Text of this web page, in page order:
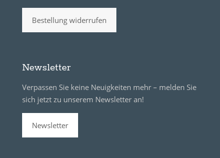
Bestellung widerrufen
Newsletter
Verpassen Sie keine Neuigkeiten mehr – melden Sie
sich jetzt zu unserem Newsletter an!
Newsletter